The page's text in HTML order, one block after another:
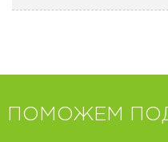
ПОМОЖЕМ